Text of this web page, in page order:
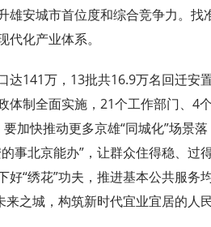
雄安城市首位度和综合竞争力。找
化产业体系。
达141万，13批共16.9万名回迁安
体制全面实施，21个工作部门、4个
加快推动更多京雄“同城化”场景落
事北京能办”，让群众住得稳、过
“绣花”功夫，推进基本公共服务
之城，构筑新时代宜业宜居的人